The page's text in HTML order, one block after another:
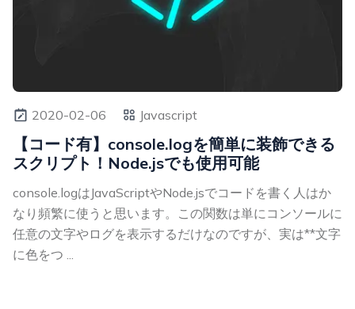
2020-02-06 Javascript
【コード有】console.logを簡単に装飾できる
スクリプト！Node.jsでも使用可能
console.logはJavaScriptやNode.jsでコードを書く人はか
なり頻繁に使うと思います。この関数は単にコンソールに
任意の文字やログを表示するだけなのですが、実は**文字
に色をつ ...